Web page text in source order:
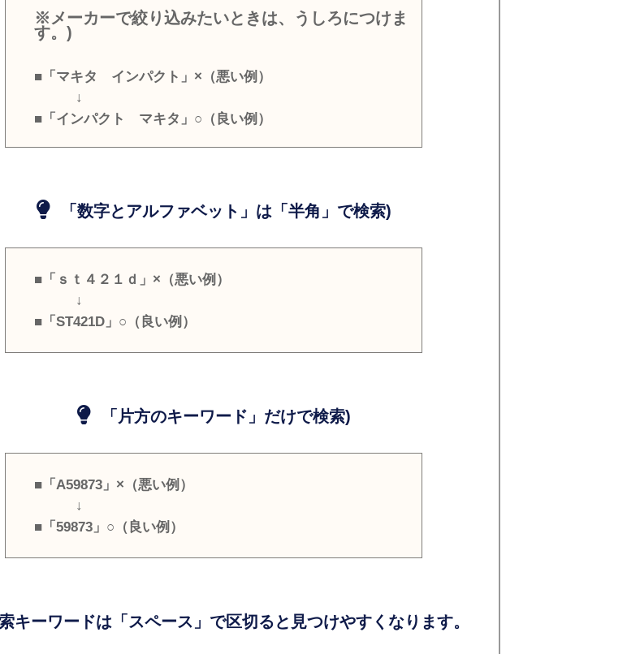
※メーカーで絞り込みたいときは、うしろにつけま
す。)
■「マキタ インパクト」×（悪い例）
↓
■「インパクト マキタ」○（良い例）
「数字とアルファベット」は「半角」で検索)
■「ｓｔ４２１ｄ」×（悪い例）
↓
■「ST421D」○（良い例）
「片方のキーワード」だけで検索)
■「A59873」×（悪い例）
↓
■「59873」○（良い例）
キーワードは「スペース」で区切ると見つけやすくなります。